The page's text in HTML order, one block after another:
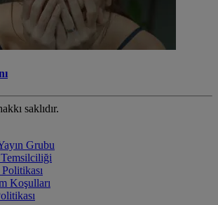
saklıdır.
Grubu
Koşulları